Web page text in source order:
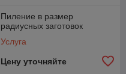
Пиление в размер
радиусных заготовок
Услуга
Цену уточняйте